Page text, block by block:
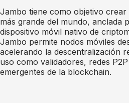
Jambo tiene como objetivo crear
más grande del mundo, anclada
dispositivo móvil nativo de
Jambo permite nodos móviles
acelerando la descentralización
uso como validadores, redes
emergentes de la blockchain.